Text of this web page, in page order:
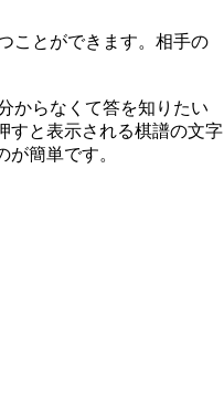
ことができます。相手の
からなくて答を知りたい
すと表示される棋譜の文字
簡単です。